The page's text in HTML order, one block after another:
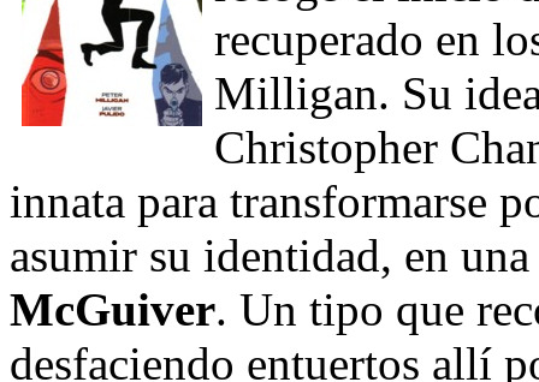
recuperado en
Milligan. Su
Christopher
innata para transformarse
asumir su identidad, en
McGuiver. Un tipo que
desfaciendo entuertos allí